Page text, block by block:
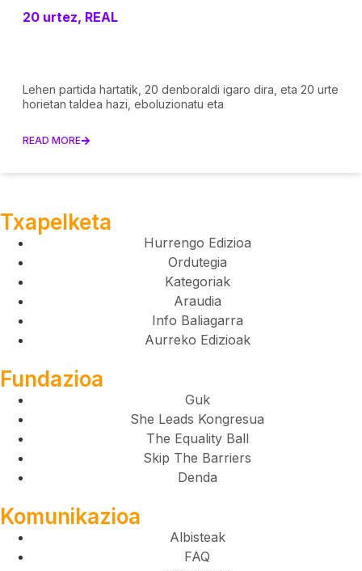
20 urtez, REAL
Lehen partida hartatik, 20 denboraldi igaro dira, eta 20 urte
horietan taldea hazi, eboluzionatu eta
READ MORE
Txapelketa
Hurrengo Edizioa
Ordutegia
Kategoriak
Araudia
Info Baliagarra
Aurreko Edizioak
Fundazioa
Guk
She Leads Kongresua
The Equality Ball
Skip The Barriers
Denda
Komunikazioa
Albisteak
FAQ